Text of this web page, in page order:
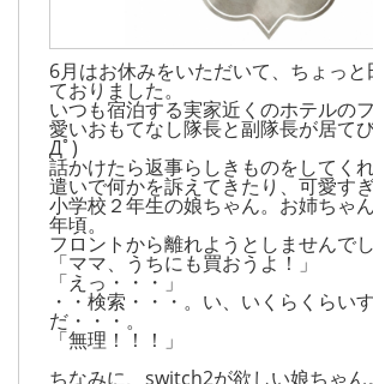
6月はお休みをいただいて、ちょっと
ておりました。
いつも宿泊する実家近くのホテルの
愛いおもてなし隊長と副隊長が居て
Дﾟ)
話かけたら返事らしきものをしてく
遣いで何かを訴えてきたり、可愛す
小学校２年生の娘ちゃん。お姉ちゃ
年頃。
フロントから離れようとしませんでし
「ママ、うちにも買おうよ！」
「えっ・・・」
・・検索・・・。い、いくらくらい
だ・・・。
「無理！！！」
ちなみに、switch2が欲しい娘ちゃん。